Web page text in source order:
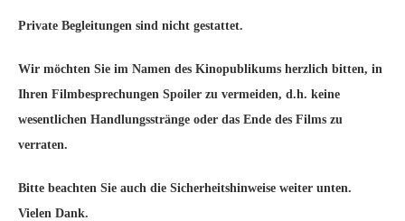
Private Begleitungen sind nicht gestattet.
Wir möchten Sie im Namen des Kinopublikums herzlich bitten, in
Ihren Filmbesprechungen Spoiler zu vermeiden, d.h. keine
wesentlichen Handlungsstränge oder das Ende des Films zu
verraten.
Bitte beachten Sie auch die Sicherheitshinweise weiter unten.
Vielen Dank.